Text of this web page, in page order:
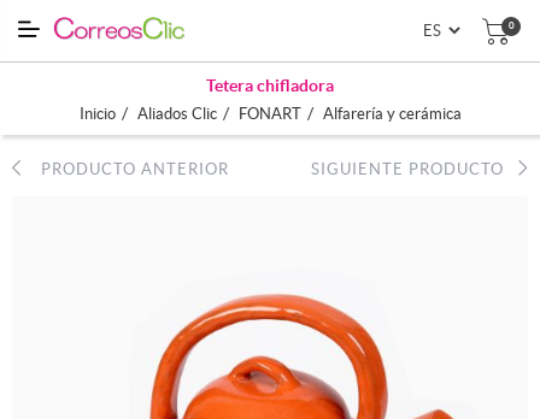
0
Tetera chifladora
Inicio / Aliados Clic / FONART / Alfarería y cerámica
PRODUCTO ANTERIOR SIGUIENTE PRODUCTO